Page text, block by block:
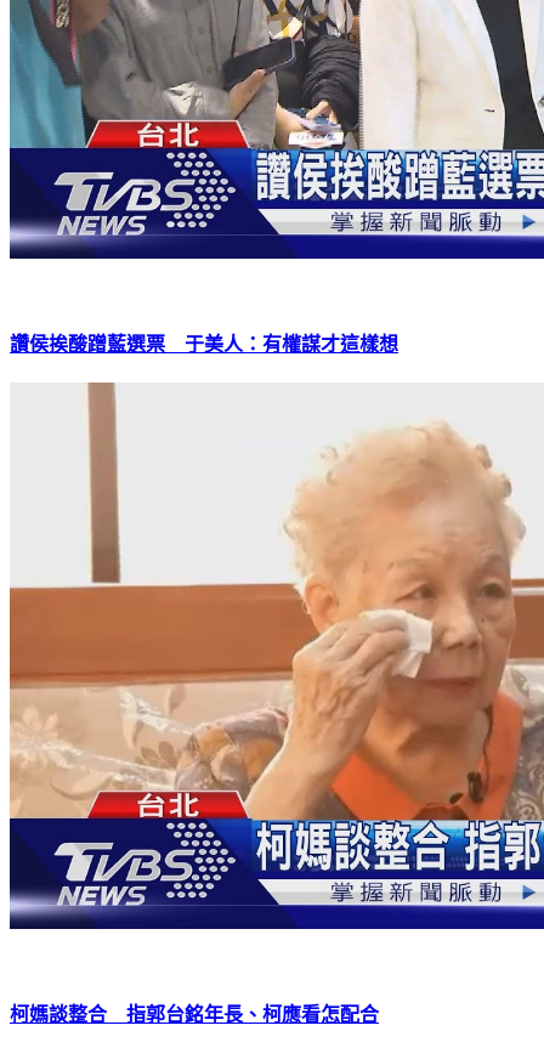
讚侯挨酸蹭藍選票 于美人：有權謀才這樣想
柯媽談整合 指郭台銘年長、柯應看怎配合